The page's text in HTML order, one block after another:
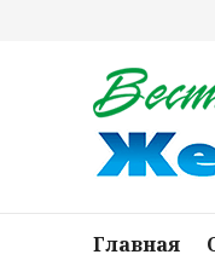
Главная